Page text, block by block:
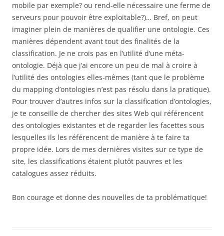
mobile par exemple? ou rend-elle nécessaire une ferme de
serveurs pour pouvoir être exploitable?)… Bref, on peut
imaginer plein de manières de qualifier une ontologie. Ces
manières dépendent avant tout des finalités de la
classification. Je ne crois pas en l’utilité d’une méta-
ontologie. Déjà que j’ai encore un peu de mal à croire à
l’utilité des ontologies elles-mêmes (tant que le problème
du mapping d’ontologies n’est pas résolu dans la pratique).
Pour trouver d’autres infos sur la classification d’ontologies,
je te conseille de chercher des sites Web qui référencent
des ontologies existantes et de regarder les facettes sous
lesquelles ils les référencent de manière à te faire ta
propre idée. Lors de mes dernières visites sur ce type de
site, les classifications étaient plutôt pauvres et les
catalogues assez réduits.
Bon courage et donne des nouvelles de ta problématique!